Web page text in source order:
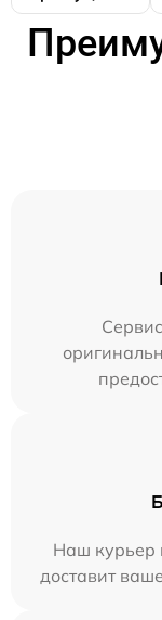
Наш курьер
доставит